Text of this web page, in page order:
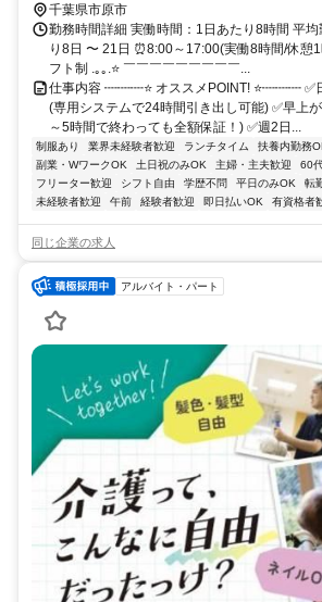
千葉県市原市
勤務時間詳細 実働時間：1日あたり8時間 平
り8日 〜 21日 ⏰8:00～17:00(実働8時間/休憩1
フト制 .｡｡.⭐ ￣￣￣￣￣￣￣￣￣...
仕事内容 ┉┉┉⭐ オススメPOINT! ⭐┉┉┉ ✅
(専用システムで24時間引き出し可能) ✅早上
～5時間で終わっても全額保証！) ✅週2日...
制服あり 業界未経験者歓迎 ランチタイム 扶養内勤務
副業・WワークOK
土日祝のみOK 主婦・主夫歓迎
60
フリーター歓迎
シフト自由 学歴不問 平日のみOK 転
未経験者歓迎
午前 経験者歓迎 即日払いOK 有資格者
同じ企業の求人
アルバイト・パート